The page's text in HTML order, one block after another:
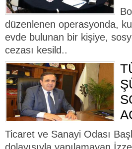
düzenlenen operasyonda,
evde bulunan bir kişiye,
cezası kesild..
Ticaret ve Sanayi Odası